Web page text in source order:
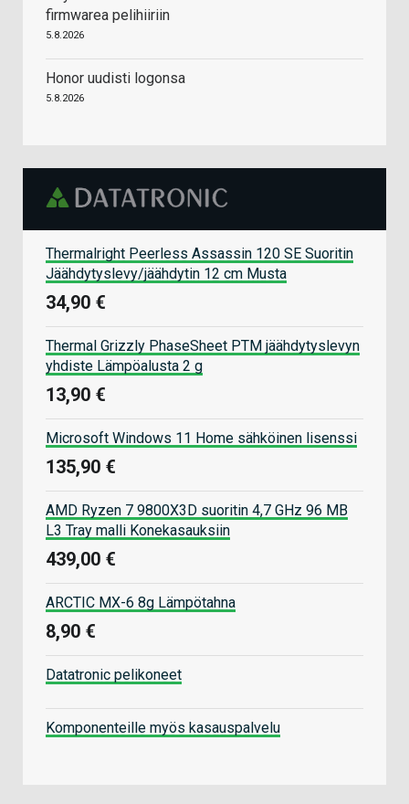
firmwarea pelihiiriin
5.8.2026
Honor uudisti logonsa
5.8.2026
Thermalright Peerless Assassin 120 SE Suoritin
Jäähdytyslevy/jäähdytin 12 cm Musta
34,90 €
Thermal Grizzly PhaseSheet PTM jäähdytyslevyn
yhdiste Lämpöalusta 2 g
13,90 €
Microsoft Windows 11 Home sähköinen lisenssi
135,90 €
AMD Ryzen 7 9800X3D suoritin 4,7 GHz 96 MB
L3 Tray malli Konekasauksiin
439,00 €
ARCTIC MX-6 8g Lämpötahna
8,90 €
Datatronic pelikoneet
Komponenteille myös kasauspalvelu